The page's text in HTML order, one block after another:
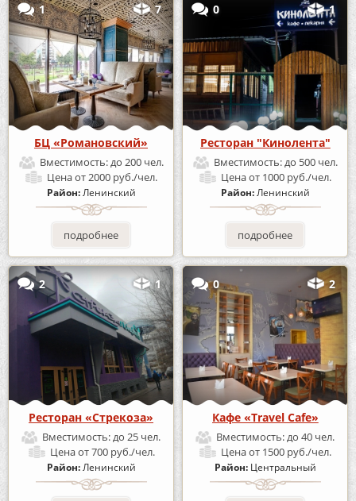
1 7
БЦ «Романовский»
Вместимость:до 200 чел.
Ценаот 2000 руб./чел.
Район:Ленинский
подробнее
0 1
Ресторан "Кинолента"
Вместимость:до 500 чел.
Ценаот 1000 руб./чел.
Район:Ленинский
подробнее
2 1
Ресторан «Стрекоза»
Вместимость:до 25 чел.
Ценаот 700 руб./чел.
Район:Ленинский
0 2
Кафе «Travel Cafe»
Вместимость:до 40 чел.
Ценаот 1500 руб./чел.
Район: Центральный